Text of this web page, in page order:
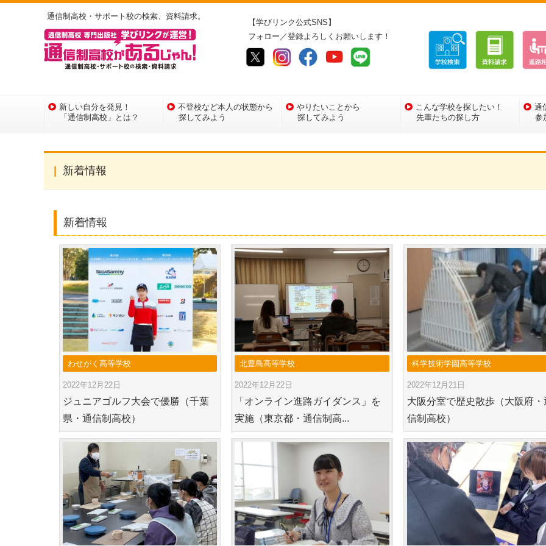
通信制高校・サポート校の検索、資料請求。
【学びリンク公式SNS】
フォロー／登録よろしくお願いします！
新しい自分を発見！
「通信制高校」とは？
不登校など本人の状態から
探してみよう
やりたいことから
探してみよう
こんな学校を探したい！
先輩たちの探し方
通
参
新着情報
新着情報
わせがく高等学校
2022年12月22日
ジュニアゴルフ大会で優勝（千葉
県・通信制高校）
北豊島高等学校
2022年12月22日
「オンライン進路ガイダンス」を
実施（東京都・通信制高...
科学技術学園高等学校
2022年12月21日
大阪分室で歴史散歩（大阪府・
信制高校）